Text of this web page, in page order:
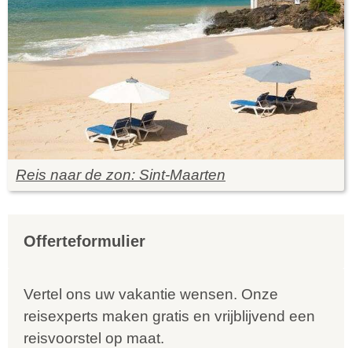
Reis naar de zon: Sint-Maarten
Offerteformulier
Vertel ons uw vakantie wensen. Onze
reisexperts maken gratis en vrijblijvend een
reisvoorstel op maat.